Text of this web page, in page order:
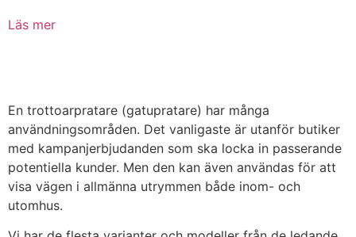
Läs mer
En trottoarpratare (gatupratare) har många
användningsområden. Det vanligaste är utanför butiker
med kampanjerbjudanden som ska locka in passerande
potentiella kunder. Men den kan även användas för att
visa vägen i allmänna utrymmen både inom- och
utomhus.